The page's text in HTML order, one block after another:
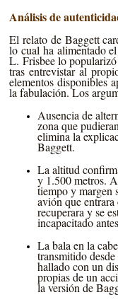
Análisis de
El relato de Baggett
lo cual ha alimentado
L. Frisbee lo
tras entrevistar al
elementos disponibles
la fabulación. Los
Ausencia de
zona que
elimina la
Baggett.
La altitud
y 1.500 metros.
tiempo y margen
avión que
recuperara y se
incapacitado
La bala en la
transmitido
hallado con un
propias de un
la versión de